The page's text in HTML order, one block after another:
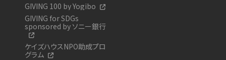
GIVING 100 by Yogibo
GIVING for SDGs
sponsored by ソニー銀行
ケイズハウスNPO助成プロ
グラム